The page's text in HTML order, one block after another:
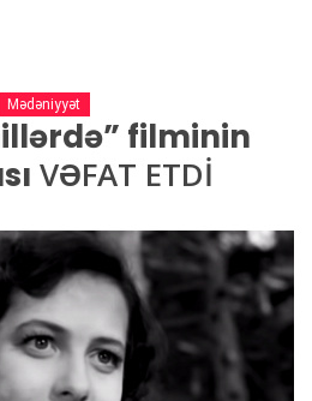
Mədəniyyət
filminin
VƏFAT ETDİ